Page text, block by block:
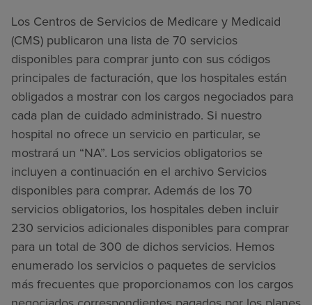
Los Centros de Servicios de Medicare y Medicaid
(CMS) publicaron una lista de 70 servicios
disponibles para comprar junto con sus códigos
principales de facturación, que los hospitales están
obligados a mostrar con los cargos negociados para
cada plan de cuidado administrado. Si nuestro
hospital no ofrece un servicio en particular, se
mostrará un “NA”. Los servicios obligatorios se
incluyen a continuación en el archivo Servicios
disponibles para comprar. Además de los 70
servicios obligatorios, los hospitales deben incluir
230 servicios adicionales disponibles para comprar
para un total de 300 de dichos servicios. Hemos
enumerado los servicios o paquetes de servicios
más frecuentes que proporcionamos con los cargos